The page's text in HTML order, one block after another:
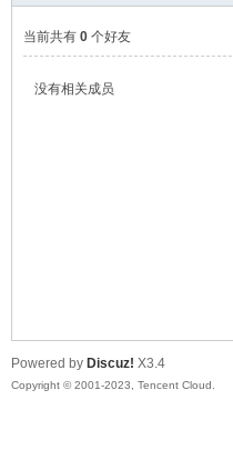
当前共有 0个好友
没有相关成员
Powered by Discuz! X3.4
Copyright © 2001-2023, Tencent Cloud.